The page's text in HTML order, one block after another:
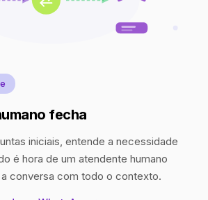
fecha
iniciais, entende a necessidade
é hora de um atendente humano
conversa com todo o contexto.